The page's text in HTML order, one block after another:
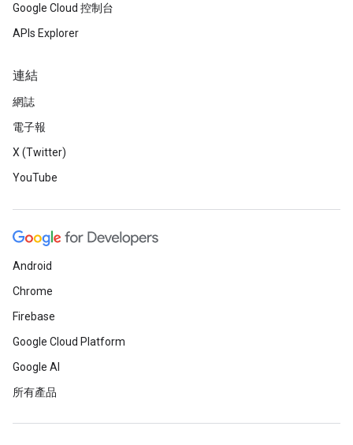
Google Cloud 控制台
APIs Explorer
連結
網誌
電子報
X (Twitter)
YouTube
Android
Chrome
Firebase
Google Cloud Platform
Google AI
所有產品